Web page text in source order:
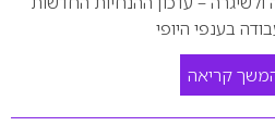
בענפי היופי
קריאה